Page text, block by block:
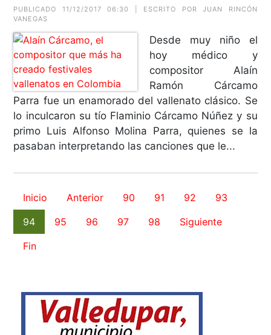
PUBLICADO 11/12/2017 06:30 | ESCRITO PORJUAN RINCÓN
VANEGAS
Desde muy niño el
hoy médico y
compositor Alaín
Ramón Cárcamo
Parra fue un enamorado del vallenato clásico. Se
lo inculcaron su tío Flaminio Cárcamo Núñez y su
primo Luis Alfonso Molina Parra, quienes se la
pasaban interpretando las canciones que le...
Inicio Anterior 90 91 92
93
94
95 96 97 98
Siguiente
Fin